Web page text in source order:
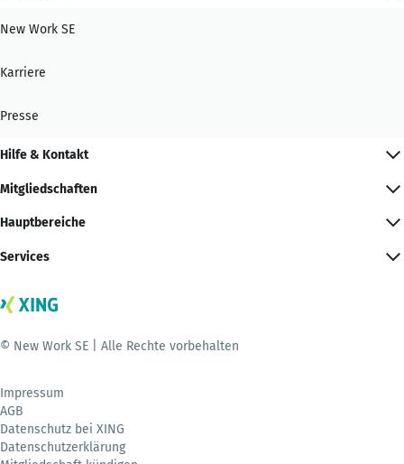
New Work SE
Karriere
Presse
Hilfe & Kontakt
Mitgliedschaften
Hauptbereiche
Services
© New Work SE | Alle Rechte vorbehalten
Impressum
AGB
Datenschutz bei XING
Datenschutzerklärung